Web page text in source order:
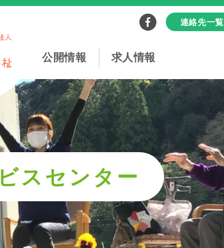
連絡先一覧
公開情報 求人情報
スセンター